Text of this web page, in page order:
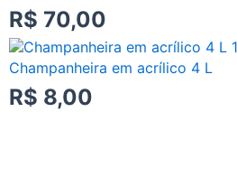
R$ 70,00
Champanheira em acrílico 4 L
R$ 8,00